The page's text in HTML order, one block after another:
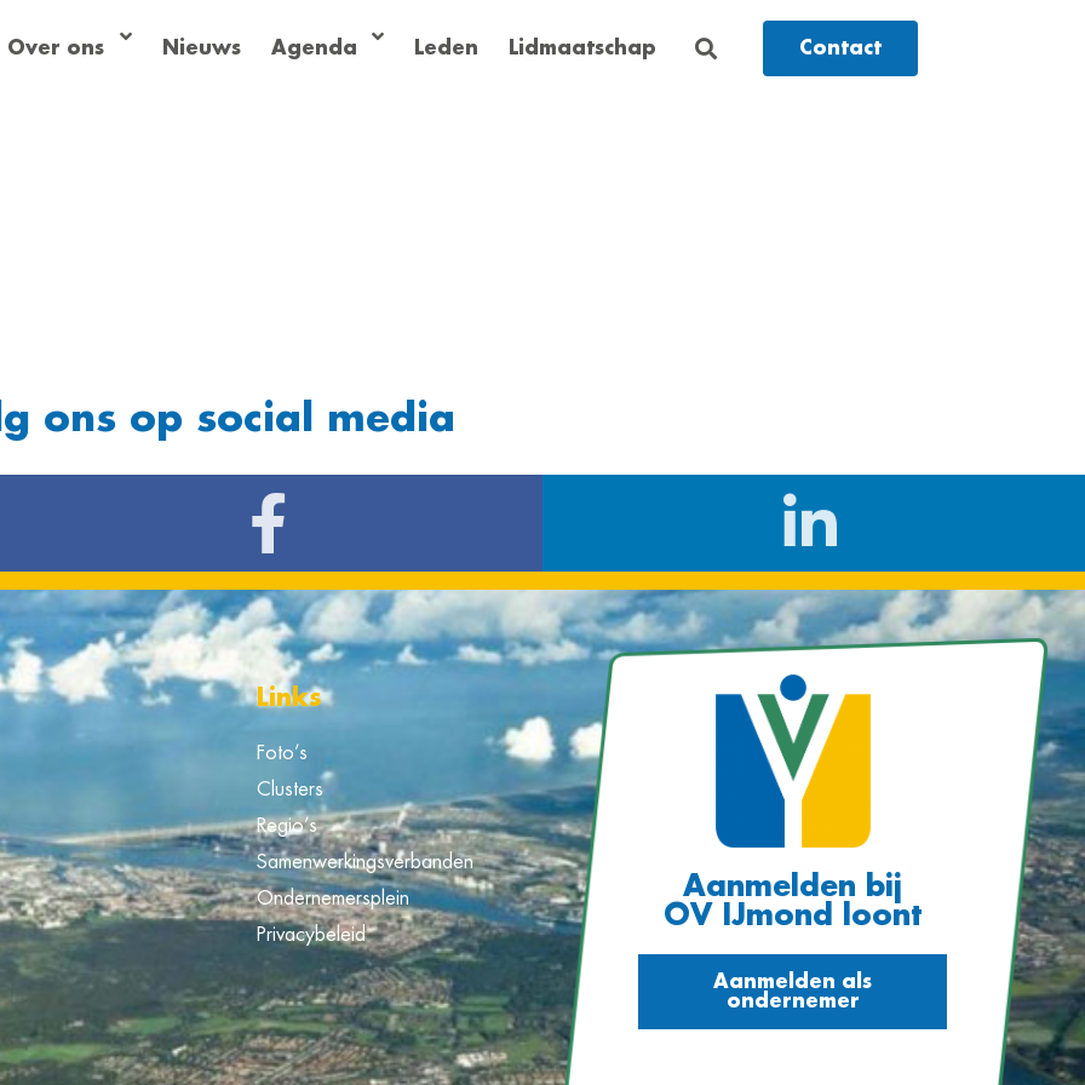
Over ons Nieuws Agenda Leden Lidmaatschap Contact
ons op social media
Links
Foto’s
Clusters
Regio’s
Samenwerkingsverbanden
Ondernemersplein
Privacybeleid
Aanmelden bij
OV IJmond loont
Aanmelden als
ondernemer